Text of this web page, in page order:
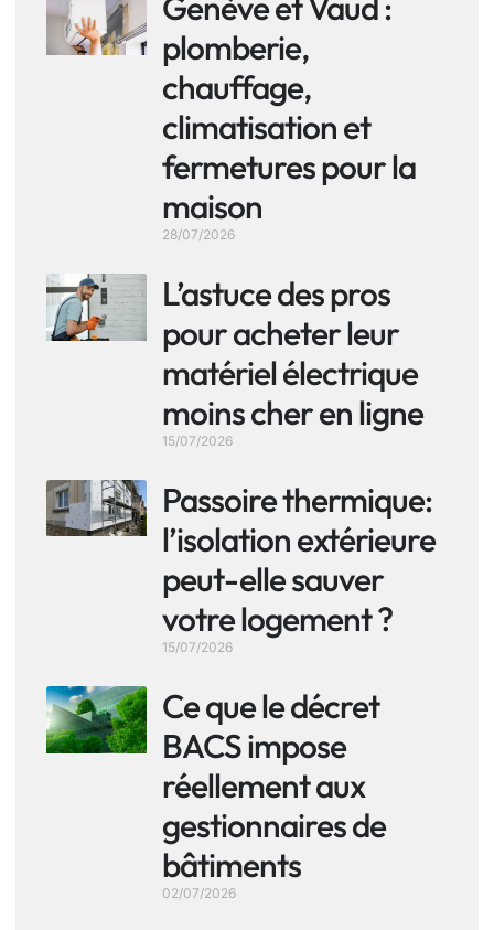
plomberie,
chauffage,
climatisation et
fermetures pour la
maison
28/07/2026
L’astuce des pros
pour acheter leur
matériel électrique
moins cher en ligne
15/07/2026
Passoire thermique:
l’isolation extérieure
peut-elle sauver
votre logement ?
15/07/2026
Ce que le décret
BACS impose
réellement aux
gestionnaires de
bâtiments
02/07/2026